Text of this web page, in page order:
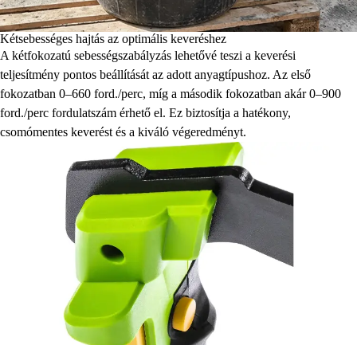
Kétsebességes hajtás az optimális keveréshez
A kétfokozatú sebességszabályzás lehetővé teszi a keverési
teljesítmény pontos beállítását az adott anyagtípushoz. Az első
fokozatban 0–660 ford./perc, míg a második fokozatban akár 0–900
ford./perc fordulatszám érhető el. Ez biztosítja a hatékony,
csomómentes keverést és a kiváló végeredményt.